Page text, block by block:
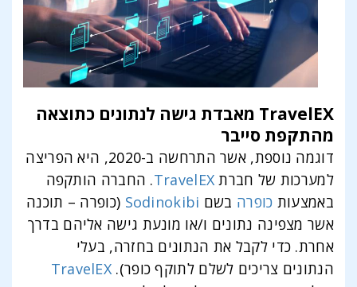
TravelEX מאבדת גישה לנתונים כתוצאה
מהתקפת סייבר
דוגמה נוספת, אשר התרחשה ב-2020, היא הפריצה
למערכות של חברת TravelEX. החברה הותקפה
באמצעות כופרה בשם Sodinokibi (כופרה – תוכנה
אשר מצפינה נתונים ו/או מונעת גישה אליהם בדרך
אחרת. כדי לקבל את הנתונים בחזרה, בעלי
הנתונים צריכים לשלם לתוקף כופר). TravelEX